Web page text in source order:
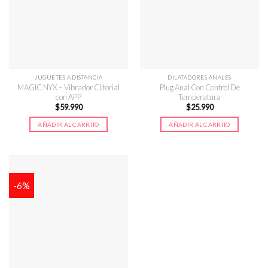
JUGUETES A DISTANCIA
MAGIC NYX – Vibrador Clitorial
con APP
$59.990
AÑADIR AL CARRITO
DILATADORES ANALES
Plug Anal Con Control De
Temperatura
$25.990
AÑADIR AL CARRITO
-6%